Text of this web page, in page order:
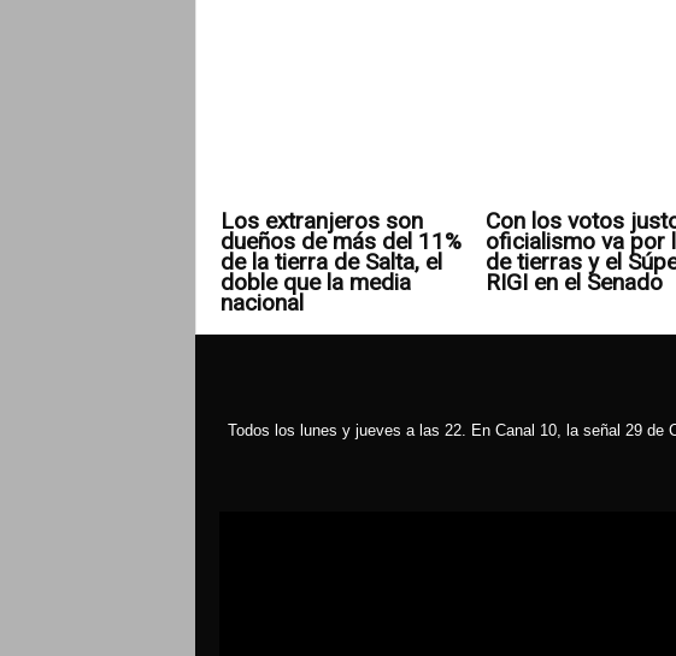
Los extranjeros son
dueños de más del 11%
de la tierra de Salta, el
doble que la media
nacional
Con los votos
oficialismo va por
de tierras y el
RIGI en el Senado
Todos los lunes y jueves a las 22. En Canal 10, la señal 29 de